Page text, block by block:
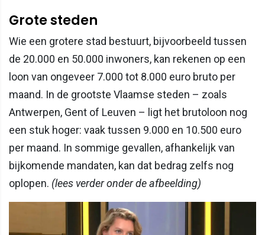
Grote steden
Wie een grotere stad bestuurt, bijvoorbeeld tussen
de 20.000 en 50.000 inwoners, kan rekenen op een
loon van ongeveer 7.000 tot 8.000 euro bruto per
maand. In de grootste Vlaamse steden – zoals
Antwerpen, Gent of Leuven – ligt het brutoloon nog
een stuk hoger: vaak tussen 9.000 en 10.500 euro
per maand. In sommige gevallen, afhankelijk van
bijkomende mandaten, kan dat bedrag zelfs nog
oplopen. (lees verder onder de afbeelding)